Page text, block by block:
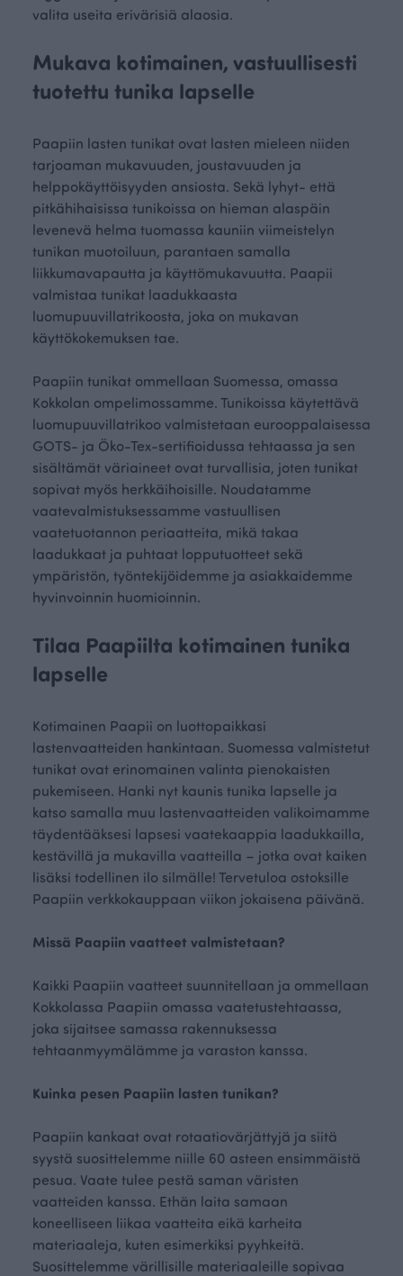
valita useita erivärisiä alaosia.
Mukava kotimainen, vastuullisesti
tuotettu tunika lapselle
Paapiin lasten tunikat ovat lasten mieleen niiden
tarjoaman mukavuuden, joustavuuden ja
helppokäyttöisyyden ansiosta. Sekä lyhyt- että
pitkähihaisissa tunikoissa on hieman alaspäin
levenevä helma tuomassa kauniin viimeistelyn
tunikan muotoiluun, parantaen samalla
liikkumavapautta ja käyttömukavuutta. Paapii
valmistaa tunikat laadukkaasta
luomupuuvillatrikoosta, joka on mukavan
käyttökokemuksen tae.
Paapiin tunikat ommellaan Suomessa, omassa
Kokkolan ompelimossamme. Tunikoissa käytettävä
luomupuuvillatrikoo valmistetaan eurooppalaisessa
GOTS- ja Öko-Tex-sertifioidussa tehtaassa ja sen
sisältämät väriaineet ovat turvallisia, joten tunikat
sopivat myös herkkäihoisille. Noudatamme
vaatevalmistuksessamme vastuullisen
vaatetuotannon periaatteita, mikä takaa
laadukkaat ja puhtaat lopputuotteet sekä
ympäristön, työntekijöidemme ja asiakkaidemme
hyvinvoinnin huomioinnin.
Tilaa Paapiilta kotimainen tunika
lapselle
Kotimainen Paapii on luottopaikkasi
lastenvaatteiden hankintaan. Suomessa valmistetut
tunikat ovat erinomainen valinta pienokaisten
pukemiseen. Hanki nyt kaunis tunika lapselle ja
katso samalla muu lastenvaatteiden valikoimamme
täydentääksesi lapsesi vaatekaappia laadukkailla,
kestävillä ja mukavilla vaatteilla – jotka ovat kaiken
lisäksi todellinen ilo silmälle! Tervetuloa ostoksille
Paapiin verkkokauppaan viikon jokaisena päivänä.
Missä Paapiin vaatteet valmistetaan?
Kaikki Paapiin vaatteet suunnitellaan ja ommellaan
Kokkolassa Paapiin omassa vaatetustehtaassa,
joka sijaitsee samassa rakennuksessa
tehtaanmyymälämme ja varaston kanssa.
Kuinka pesen Paapiin lasten tunikan?
Paapiin kankaat ovat rotaatiovärjättyjä ja siitä
syystä suosittelemme niille 60 asteen ensimmäistä
pesua. Vaate tulee pestä saman väristen
vaatteiden kanssa. Ethän laita samaan
koneelliseen liikaa vaatteita eikä karheita
materiaaleja, kuten esimerkiksi pyyhkeitä.
Suosittelemme värillisille materiaaleille sopivaa